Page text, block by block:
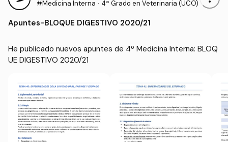
#Medicina Interna · 4º Grado en Veterinaria (UCO)
Apuntes-BLOQUE DIGESTIVO 2020/21
He publicado nuevos apuntes de 4º Medicina Interna: BLOQ
UE DIGESTIVO 2020/21